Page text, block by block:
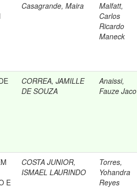
Casagrande, Maira
Malfatt,
Carlos
Ricardo
Maneck
CORREA, JAMILLE
DE SOUZA
Anaissi,
Fauze Jaco
E
COSTA JUNIOR,
ISMAEL LAURINDO
Torres,
Yohandra
Reyes